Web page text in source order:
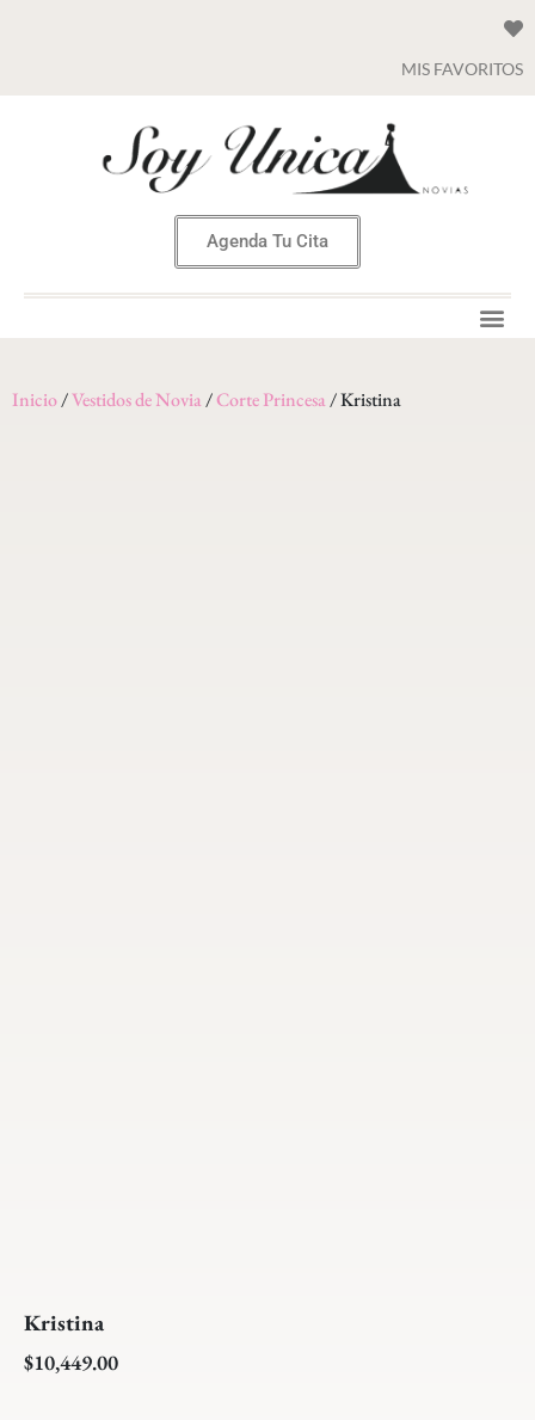
MIS FAVORITOS
Agenda Tu Cita
Inicio/Vestidos de Novia/Corte Princesa/ Kristina
Kristina
$10,449.00